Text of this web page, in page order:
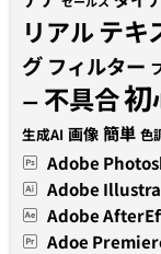
リアルテキ
グ フィルター
ー 不具合初
生成AI 画像 簡単 色
Adobe
Adobe
Adobe
Adoe